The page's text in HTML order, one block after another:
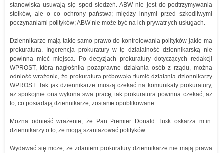
stanowiska usuwają się spod siedzeń. ABW nie jest do podtrzymywania
stołków, ale o do ochrony państwa; między innymi przed szkodliwymi
poczynaniami polityków; ABW nie może być na ich prywatnych usługach.
Dziennikarze mają takie samo prawo do kontrolowania polityków jakie ma
prokuratura. Ingerencja prokuratury w tę działalność dziennikarską nie
powinna mieć miejsca. Po decyzjach prokuratury dotyczących redakcji
WPROST, która nagłośniła pozaprawne działania osób z rządu, można
odnieść wrażenie, że prokuratura próbowała tłumić działania dziennikarzy
WPROST. Tak jak dziennikarze muszą czekać na komunikaty prokuratury,
aż spokojnie ona wykona swa pracę, tak prokuratura powinna czekać, aż
to, co posiadają dziennikarze, zostanie opublikowane.
Można odnieść wrażenie, że Pan Premier Donald Tusk oskarża m.in.
dziennikarzy o to, że mogą szantażować polityków.
Wydawać się może, że zdaniem prokuratury dziennikarze nie mają prawa